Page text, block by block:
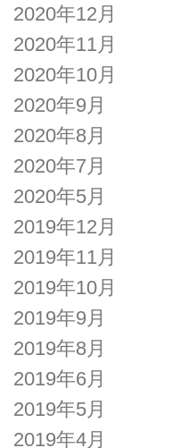
2020年12月
2020年11月
2020年10月
2020年9月
2020年8月
2020年7月
2020年5月
2019年12月
2019年11月
2019年10月
2019年9月
2019年8月
2019年6月
2019年5月
2019年4月